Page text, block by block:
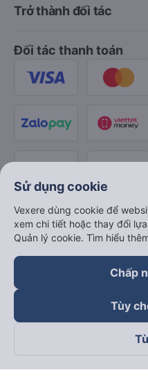
Trở thành đối tác
Đối tác thanh toán
Theo dõi chúng tôi
Sử dụng cookie
Vexere dùng cookie để
xem chi tiết hoặc thay đổi
Quản lý cookie. Tìm hiểu
Chấp
Tùy